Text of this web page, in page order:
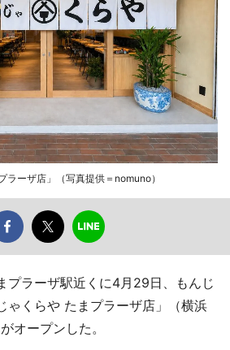
ラーザ店」（写真提供＝nomuno）
プラーザ駅近くに4月29日、もんじ
ゃくらや たまプラーザ店」（横浜
オープンした。